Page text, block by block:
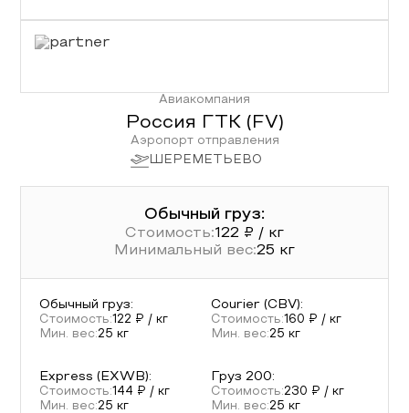
Авиакомпания
Россия ГТК ( FV)
Аэропорт отправления
ШЕРЕМЕТЬЕВО
Обычный груз:
Стоимость:122 ₽ / кг
Минимальный вес:25 кг
Обычный груз:
Стоимость:122 ₽ / кг
Мин. вес:25 кг
Courier (CBV):
Стоимость:160 ₽ / кг
Мин. вес:25 кг
Express (EXWB):
Стоимость:144 ₽ / кг
Мин. вес:25 кг
Груз 200:
Стоимость:230 ₽ / кг
Мин. вес:25 кг